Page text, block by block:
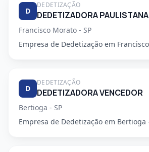
D
DEDETIZAÇÃO
DEDETIZADORA PAULISTANA
Francisco Morato - SP
Empresa de Dedetização em
D
DEDETIZAÇÃO
DEDETIZADORA VENCEDOR
Bertioga - SP
Empresa de Dedetização em Bertioga